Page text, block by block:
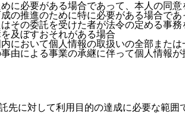
に必要がある場合であって、本人の同
の推進のために特に必要がある場合で
その委託を受けた者が法令の定める事
及ぼすおそれがある場合
において個人情報の取扱いの全部また
由による事業の承継に伴って個人情報が
先に対して利用目的の達成に必要な範